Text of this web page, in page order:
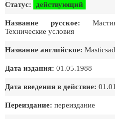
Статус: действующий
Название русское:
Технические условия
Название английское:
Дата издания: 01.05.1988
Дата введения в действие:
Переиздание: переиздание